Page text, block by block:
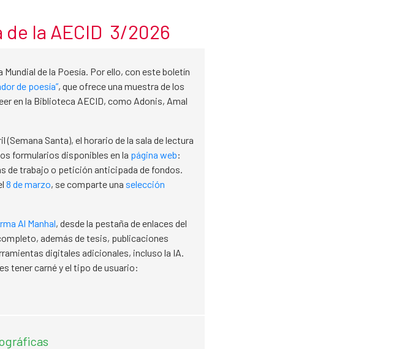
la AECID 3/2026
Mundial de la Poesía. Por ello, con este boletín
de poesía”, que ofrece una muestra de los
en la Biblioteca AECID, como Adonis, Amal
(Semana Santa), el horario de la sala de lectura
formularios disponibles en la página web:
de trabajo o petición anticipada de fondos.
8 de marzo, se comparte una selección
Al Manhal, desde la pestaña de enlaces del
además de tesis, publicaciones
digitales adicionales, incluso la IA.
tener carné y el tipo de usuario: